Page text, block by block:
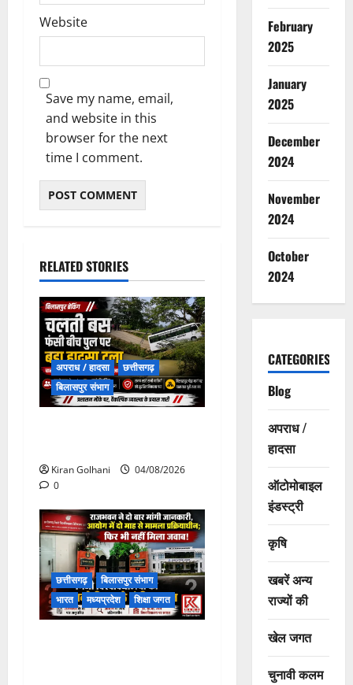
Website
Save my name, email,
and website in this
browser for the next
time I comment.
RELATED STORIES
अपराध / हादसा
छत्तीसगढ़
बिलासपुर संभाग
Kiran Golhani
04/08/2026
0
छत्तीसगढ़
बिलासपुर संभाग
भारत
मध्यप्रदेश शिक्षा जगत
February
2025
January
2025
December
2024
November
2024
October
2024
CATEGORIES
Blog
अपराध /
हादसा
ऑटोमोबाइल
इंडस्ट्री
कृषि
खबरें अन्य
राज्यों की
खेल जगत
चुनावी कलम